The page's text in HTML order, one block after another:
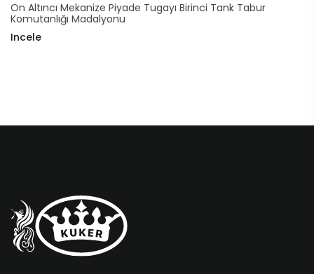
On Altıncı Mekanize Piyade Tugayı Birinci Tank Tabur
Komutanlığı Madalyonu
Incele